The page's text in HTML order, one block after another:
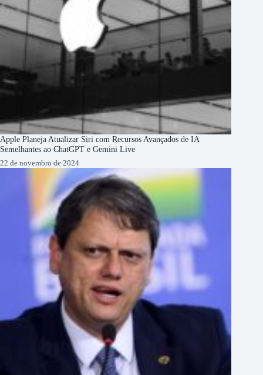
Apple Planeja Atualizar Siri com Recursos Avançados de IA
Semelhantes ao ChatGPT e Gemini Live
22 de novembro de 2024